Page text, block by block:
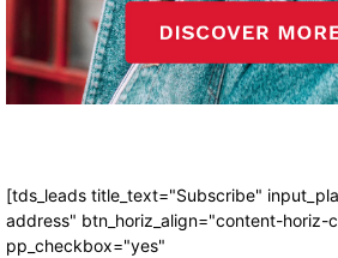
[tds_leads title_text="Subscribe"
address" btn_horiz_align="content-horiz-
pp_checkbox="yes"